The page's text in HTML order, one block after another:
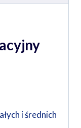
i średnich